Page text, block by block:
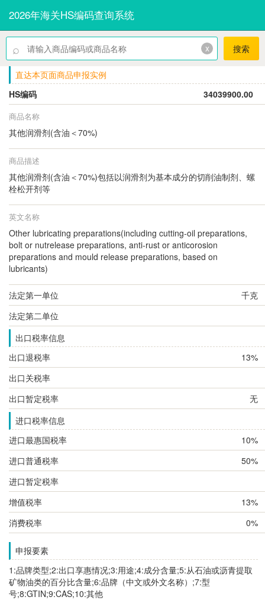
2026年海关HS编码查询系统
⌕ x 搜索
直达本页面商品申报实例
HS编码
34039900.00
商品名称
其他润滑剂(含油＜70%)
商品描述
其他润滑剂(含油＜70%)包括以润滑剂为基本成分的切削油制剂、螺
栓松开剂等
英文名称
Other lubricating preparations(including cutting-oil preparations,
bolt or nutrelease preparations, anti-rust or anticorosion
preparations and mould release preparations, based on
lubricants)
法定第一单位
千克
法定第二单位
出口税率信息
出口退税率
13%
出口关税率
出口暂定税率
无
进口税率信息
进口最惠国税率
10%
进口普通税率
50%
进口暂定税率
增值税率
13%
消费税率
0%
申报要素
1:品牌类型;2:出口享惠情况;3:用途;4:成分含量;5:从石油或沥青提取
矿物油类的百分比含量;6:品牌（中文或外文名称）;7:型
号;8:GTIN;9:CAS;10:其他